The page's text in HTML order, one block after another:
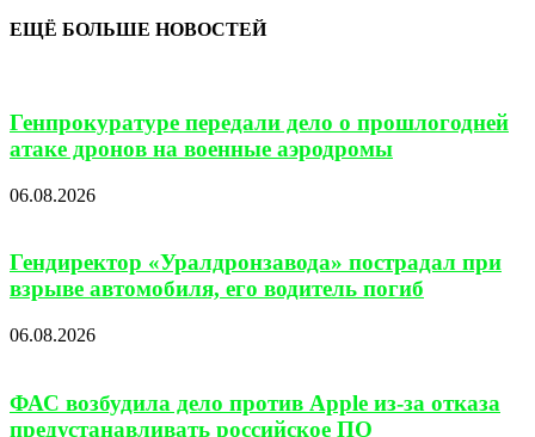
ЕЩЁ БОЛЬШЕ НОВОСТЕЙ
Генпрокуратуре передали дело о прошлогодней
атаке дронов на военные аэродромы
06.08.2026
Гендиректор «Уралдронзавода» пострадал при
взрыве автомобиля, его водитель погиб
06.08.2026
ФАС возбудила дело против Apple из-за отказа
предустанавливать российское ПО